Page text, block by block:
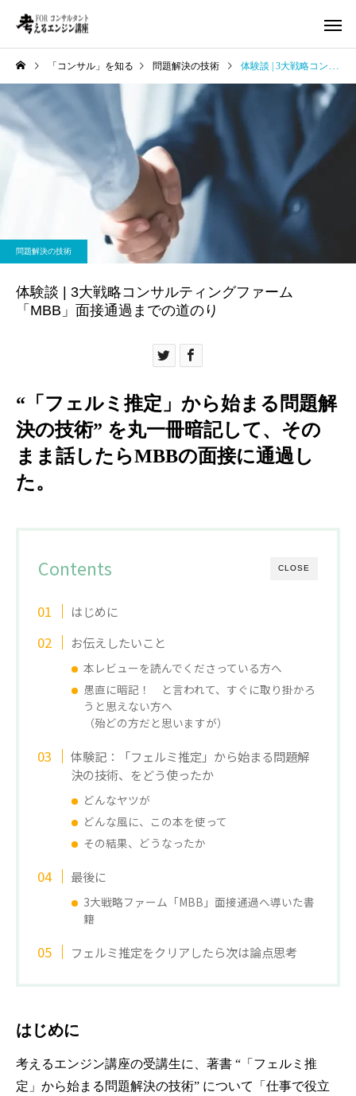
「コンサル」を知る 問題解決の技術 体験談 | 3大戦略コンサルティングファーム「MBB」面接通過までの道のり
問題解決の技術
体験談 | 3大戦略コンサルティングファーム
「MBB」面接通過までの道のり
“「フェルミ推定」から始まる問題解
決の技術” を丸一冊暗記して、その
まま話したらMBBの面接に通過し
た。
CLOSE
Contents
はじめに
お伝えしたいこと
本レビューを読んでくださっている方へ
愚直に暗記！ と言われて、すぐに取り掛かろ
うと思えない方へ
（殆どの方だと思いますが）
体験記：「フェルミ推定」から始まる問題解
決の技術、をどう使ったか
どんなヤツが
どんな風に、この本を使って
その結果、どうなったか
最後に
3大戦略ファーム「MBB」面接通過へ導いた書
籍
フェルミ推定をクリアしたら次は論点思考
はじめに
考えるエンジン講座の受講生に、著書 “ 「フェルミ推
定」から始まる問題解決の技術” について「仕事で役立